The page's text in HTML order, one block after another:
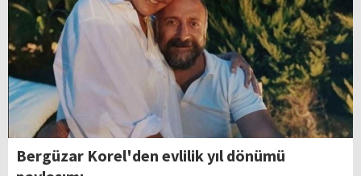
Bergüzar Korel'den evlilik yıl dönümü